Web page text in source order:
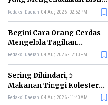
Media Nasional, Siapa Saja?
Redaksi Daerah 04 Aug 2026 - 02:52PM
Begini Cara Orang Cerdas
Mengelola Tagihan
Bulanan agar Bebas Telat
Redaksi Daerah 04 Aug 2026 - 12:13PM
Sering Dihindari, 5
Makanan Tinggi Kolesterol
Ini Ternyata Menyehatkan
Redaksi Daerah 04 Aug 2026 - 11:40AM